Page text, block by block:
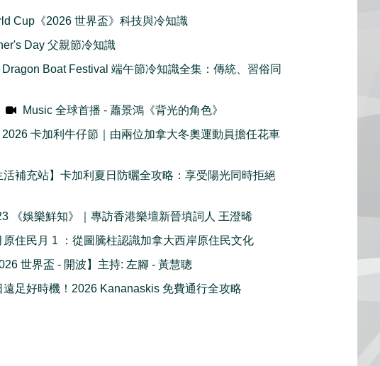
Cup《2026 世界盃》科技與冷知識
Day 父親節冷知識
Dragon Boat Festival 端午節冷知識全集：傳統、習俗同
Music 全球首播 - 蕭景鴻《背光的角色》
2026 卡加利牛仔節｜由兩位加拿大冬奧運動員擔任花車
活補充站】卡加利夏日防曬全攻略：享受陽光同時拒絕
《娛樂鮮知》｜專訪香港樂壇新晉填詞人 王澄晞
原住民月 1 ：從圖騰柱認識加拿大西岸原住民文化
世界盃 - 開波】主持: 左腳 - 黃慧聰
遠足好時機！2026 Kananaskis 免費通行全攻略